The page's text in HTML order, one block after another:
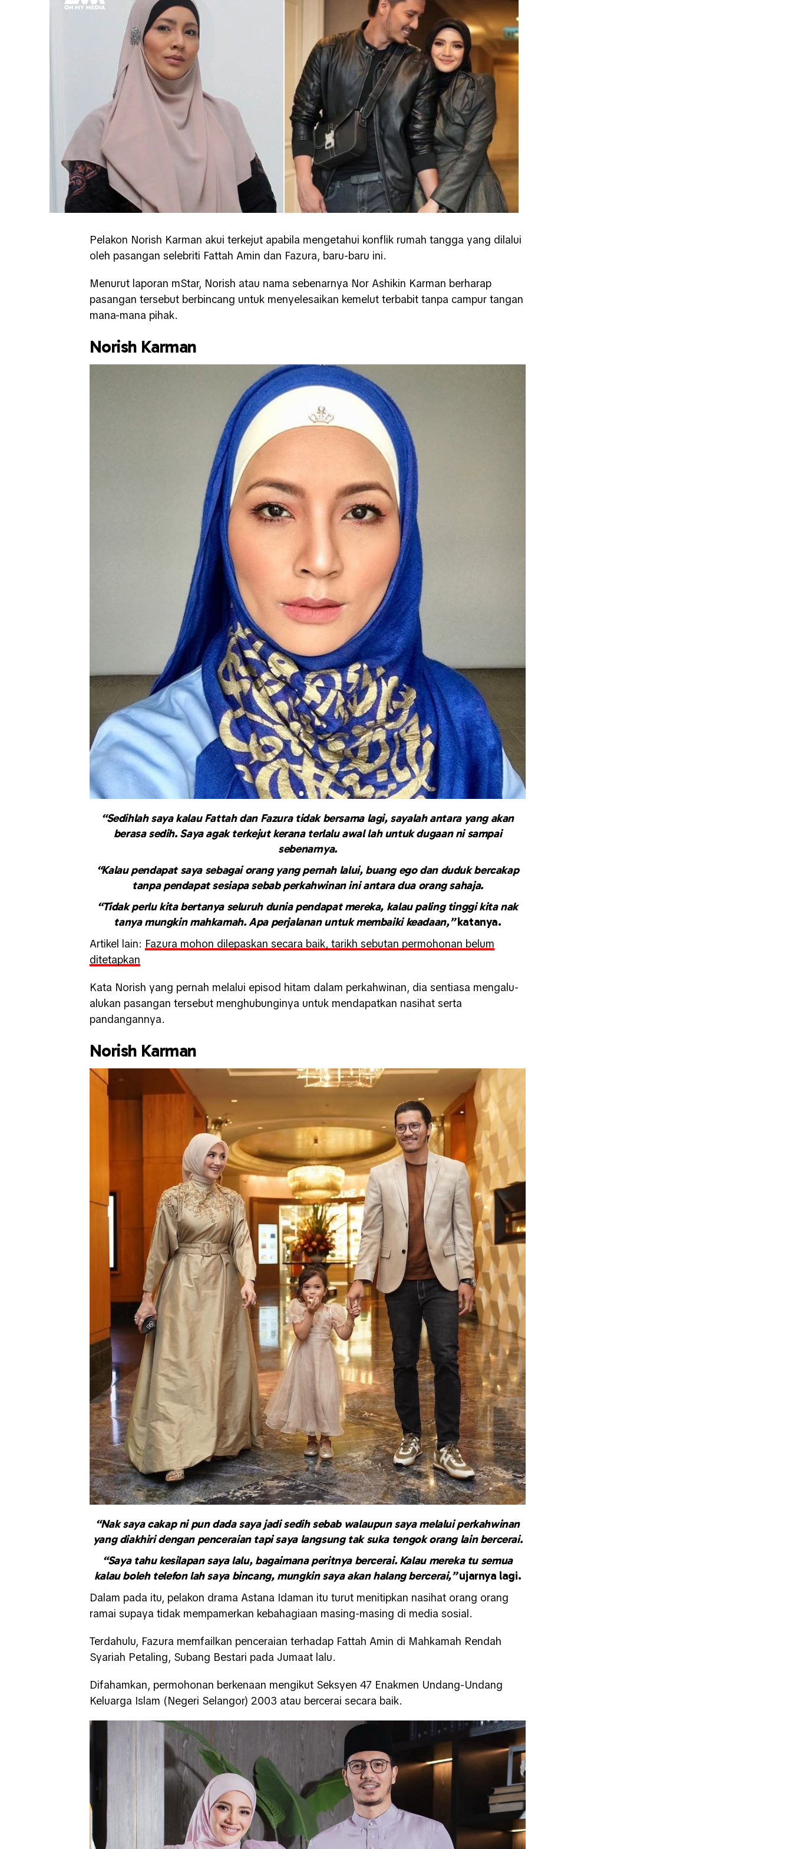
Pelakon Norish Karman akui terkejut apabila mengetahui konflik rumah tangga yang dilalui
oleh pasangan selebriti Fattah Amin dan Fazura, baru-baru ini.
Menurut laporan mStar, Norish atau nama sebenarnya Nor Ashikin Karman berharap
pasangan tersebut berbincang untuk menyelesaikan kemelut terbabit tanpa campur tangan
mana-mana pihak.
Norish Karman
“Sedihlah saya kalau Fattah dan Fazura tidak bersama lagi, sayalah antara yang akan
berasa sedih. Saya agak terkejut kerana terlalu awal lah untuk dugaan ni sampai
sebenarnya.
“Kalau pendapat saya sebagai orang yang pernah lalui, buang ego dan duduk bercakap
tanpa pendapat sesiapa sebab perkahwinan ini antara dua orang sahaja.
“Tidak perlu kita bertanya seluruh dunia pendapat mereka, kalau paling tinggi kita nak
tanya mungkin mahkamah. Apa perjalanan untuk membaiki keadaan,”katanya.
Artikel lain: Fazura mohon dilepaskan secara baik, tarikh sebutan permohonan belum
ditetapkan
Kata Norish yang pernah melalui episod hitam dalam perkahwinan, dia sentiasa mengalu-
alukan pasangan tersebut menghubunginya untuk mendapatkan nasihat serta
pandangannya.
Norish Karman
“Nak saya cakap ni pun dada saya jadi sedih sebab walaupun saya melalui perkahwinan
yang diakhiri dengan penceraian tapi saya langsung tak suka tengok orang lain bercerai.
“Saya tahu kesilapan saya lalu, bagaimana peritnya bercerai. Kalau mereka tu semua
kalau boleh telefon lah saya bincang, mungkin saya akan halang bercerai,”ujarnya lagi.
Dalam pada itu, pelakon drama Astana Idaman itu turut menitipkan nasihat orang orang
ramai supaya tidak mempamerkan kebahagiaan masing-masing di media sosial.
Terdahulu, Fazura memfailkan penceraian terhadap Fattah Amin di Mahkamah Rendah
Syariah Petaling, Subang Bestari pada Jumaat lalu.
Difahamkan, permohonan berkenaan mengikut Seksyen 47 Enakmen Undang-Undang
Keluarga Islam (Negeri Selangor) 2003 atau bercerai secara baik.